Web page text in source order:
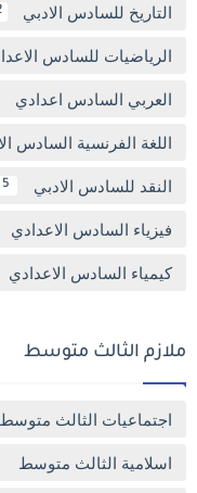
التاريخ للسادس الادبي
الرياضيات للسادس
العربي السادس اعدادي
اللغة الفرنسية السادس
النقد للسادس الادبي 5
فيزياء السادس الاعدادي
كيمياء السادس الاعدادي
ملازم الثالث متوسط
اجتماعيات الثالث متوسط
اسلامية الثالث متوسط